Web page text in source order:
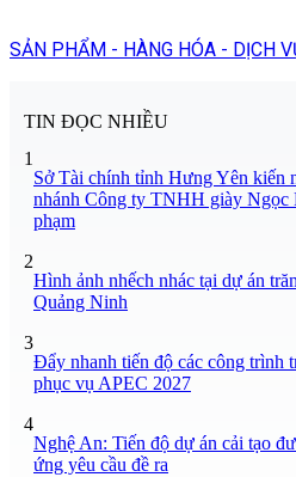
SẢN PHẨM - HÀNG HÓA - DỊCH
TIN ĐỌC NHIỀU
1
Sở Tài chính tỉnh Hưng Yên kiến
nhánh Công ty TNHH giày Ngọc
phạm
2
Hình ảnh nhếch nhác tại dự án
Quảng Ninh
3
Đẩy nhanh tiến độ các công trình
phục vụ APEC 2027
4
Nghệ An: Tiến độ dự án cải tạo
ứng yêu cầu đề ra